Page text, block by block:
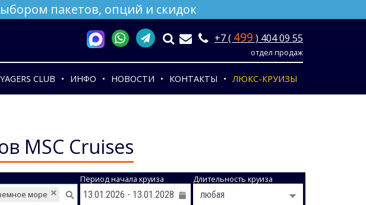
пакетов, опций и скидок
+7 ( 499 ) 404 09 55
отдел продаж
CLUB ИНФО НОВОСТИ КОНТАКТЫ ЛЮКС-КРУИЗЫ
MSC Cruises
море
Период начала круиза Длительность круиза